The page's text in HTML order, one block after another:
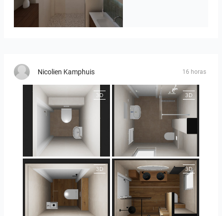
Badkamerhuis
Nicolien Kamphuis 16 horas
25-5004 bnr. 44 25-5004 bnr. 44